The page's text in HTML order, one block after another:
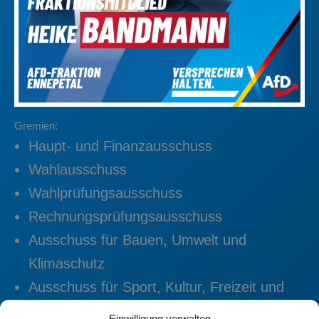
Gremien:
Haupt- und Finanzausschuss
Wahlausschuss
Wahlprüfungsausschuss
Rechnungsprüfungsausschuss
Ausschuss für Bauen, Umwelt und
Klimaschutz
Ausschuss für Sport, Kultur, Freizeit und